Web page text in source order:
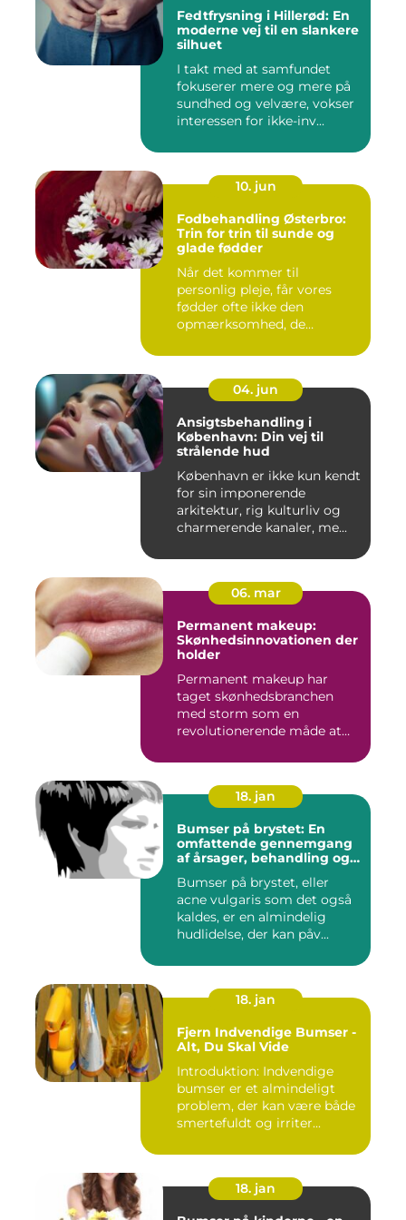
Fedtfrysning i Hillerød: En
moderne vej til en slankere
silhuet
I takt med at samfundet
fokuserer mere og mere på
sundhed og velvære, vokser
interessen for ikke-inv...
10. jun
Fodbehandling Østerbro:
Trin for trin til sunde og
glade fødder
Når det kommer til
personlig pleje, får vores
fødder ofte ikke den
opmærksomhed, de
04. jun
Ansigtsbehandling i
København: Din vej til
strålende hud
København er ikke kun kendt
for sin imponerende
arkitektur, rig kulturliv og
charmerende kanaler, me...
06. mar
Permanent makeup:
Skønhedsinnovationen der
holder
Permanent makeup har
taget skønhedsbranchen
med storm som en
revolutionerende måde at
18. jan
Bumser på brystet: En
omfattende gennemgang
af årsager, behandling og
Bumser på brystet, eller
acne vulgaris som det også
kaldes, er en almindelig
hudlidelse, der kan påv...
18. jan
Fjern Indvendige Bumser -
Alt, Du Skal Vide
Introduktion: Indvendige
bumser er et almindeligt
problem, der kan være både
smertefuldt og irriter...
18. jan